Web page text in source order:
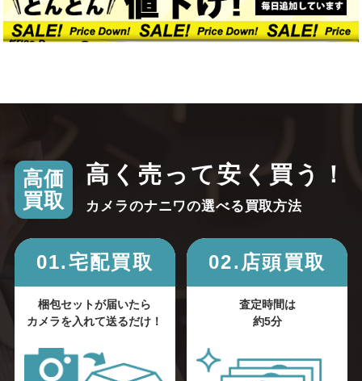
高価
買取
高く売って安く買う！
カメラのナニワの選べる買取方法
01.宅配買取
梱包セットが届いたら
カメラを入れて送るだけ！
02.店頭買取
査定時間は
約5分